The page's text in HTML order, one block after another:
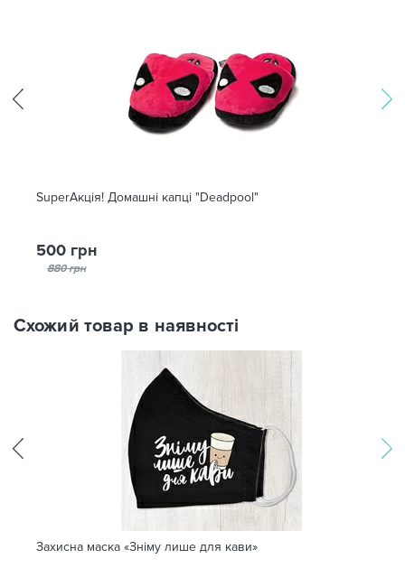
SuperАкція! Домашні капці "Deadpool"
500 грн
880 грн
Схожий товар в наявності
Захисна маска «Зніму лише для кави»